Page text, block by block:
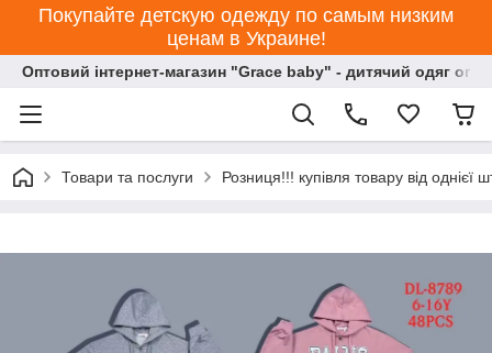
Покупайте детскую одежду по самым низким
ценам в Украине!
Оптовий інтернет-магазин "Grace baby" - дитячий одяг
Товари та послуги Розниця!!! купівля товару від однієї